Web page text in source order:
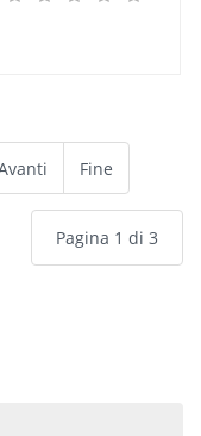
Fine
Pagina 1 di 3